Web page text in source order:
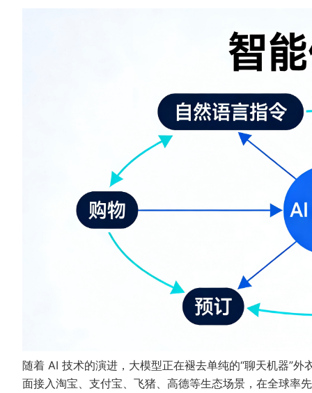
随着 AI 技术的演进，大模型正在褪去单纯的“聊天机器”
面接入淘宝、支付宝、飞猪、高德等生态场景，在全球率